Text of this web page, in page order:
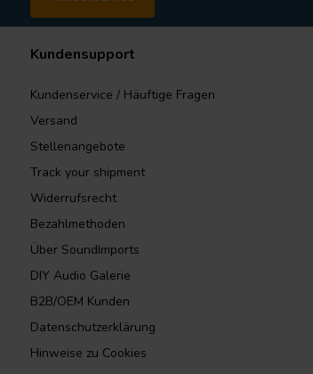
Kundensupport
Kundenservice / Häuftige Fragen
Versand
Stellenangebote
Track your shipment
Widerrufsrecht
Bezahlmethoden
Über SoundImports
DIY Audio Galerie
B2B/OEM Kunden
Datenschutzerklärung
Hinweise zu Cookies